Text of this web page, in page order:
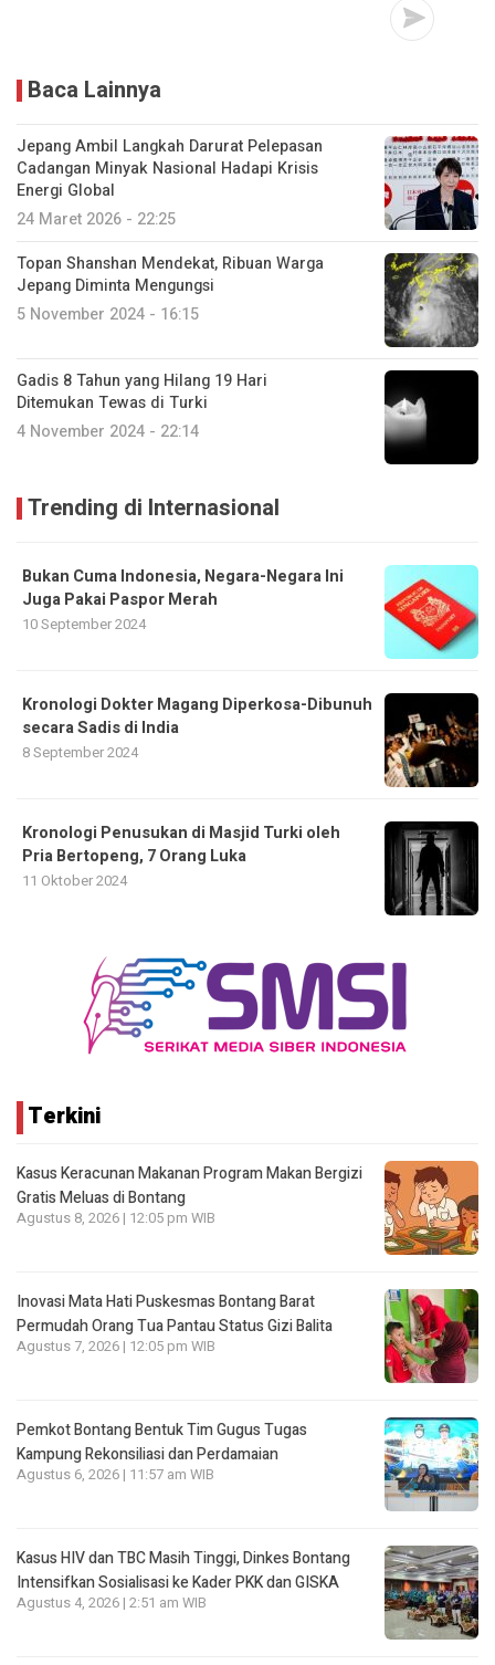
Baca Lainnya
Jepang Ambil Langkah Darurat Pelepasan
Cadangan Minyak Nasional Hadapi Krisis
Energi Global
24 Maret 2026 - 22:25
Topan Shanshan Mendekat, Ribuan Warga
Jepang Diminta Mengungsi
5 November 2024 - 16:15
Gadis 8 Tahun yang Hilang 19 Hari
Ditemukan Tewas di Turki
4 November 2024 - 22:14
Trending di Internasional
Bukan Cuma Indonesia, Negara-Negara Ini
Juga Pakai Paspor Merah
10 September 2024
Kronologi Dokter Magang Diperkosa-Dibunuh
secara Sadis di India
8 September 2024
Kronologi Penusukan di Masjid Turki oleh
Pria Bertopeng, 7 Orang Luka
11 Oktober 2024
Terkini
Kasus Keracunan Makanan Program Makan Bergizi
Gratis Meluas di Bontang
Agustus 8, 2026 | 12:05 pm WIB
Inovasi Mata Hati Puskesmas Bontang Barat
Permudah Orang Tua Pantau Status Gizi Balita
Agustus 7, 2026 | 12:05 pm WIB
Pemkot Bontang Bentuk Tim Gugus Tugas
Kampung Rekonsiliasi dan Perdamaian
Agustus 6, 2026 | 11:57 am WIB
Kasus HIV dan TBC Masih Tinggi, Dinkes Bontang
Intensifkan Sosialisasi ke Kader PKK dan GISKA
Agustus 4, 2026 | 2:51 am WIB